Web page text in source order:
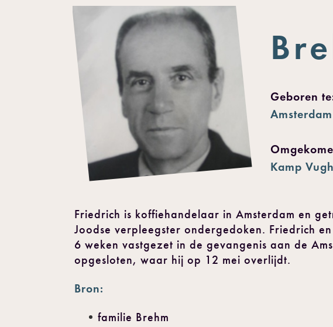
Geboren
Kamp
Friedrich is koffiehandelaar in Amsterdam en
Joodse verpleegster ondergedoken. Friedrich
6 weken vastgezet in de gevangenis aan de
opgesloten, waar hij op 12 mei overlijdt.
Bron:
familie Brehm